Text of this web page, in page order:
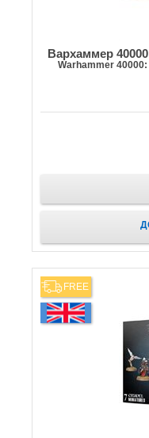
Вархаммер
Warhammer
FREE